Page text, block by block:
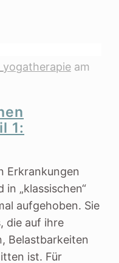
am
1:
Erkrankungen
„klassischen“
aufgehoben. Sie
die auf ihre
Belastbarkeiten
ist. Für